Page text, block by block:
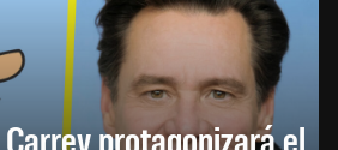
Carrey protagonizará el